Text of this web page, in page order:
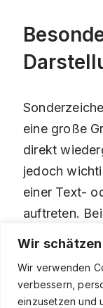
Wir
Wir verwenden
verbessern,
einzusetzen und
eine große
direkt
jedoch
einer Text-
auftreten.